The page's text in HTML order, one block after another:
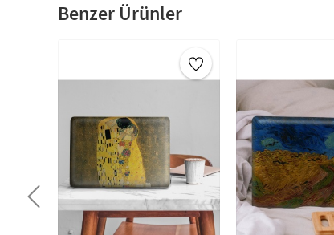
Benzer Ürünler